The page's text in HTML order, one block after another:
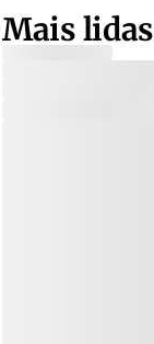
Mais lidas